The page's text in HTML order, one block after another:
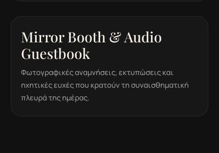
Mirror Booth & Audio
Guestbook
Φωτογραφικές αναμνήσεις, εκτυπώσεις και
ηχητικές ευχές που κρατούν τη συναισθηματική
πλευρά της ημέρας.